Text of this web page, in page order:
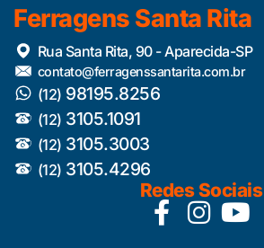
Ferragens Santa Rita
Rua Santa Rita, 90 - Aparecida-SP
contato@ferragenssantarita.com.br
(12) 98195.8256
(12) 3105.1091
(12) 3105.3003
(12) 3105.4296
Redes Sociais